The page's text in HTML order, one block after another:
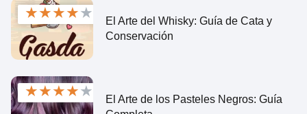
★★★★★
El Arte del Whisky: Guía de Cata y
Conservación
★★★★★
El Arte de los Pasteles Negros: Guía